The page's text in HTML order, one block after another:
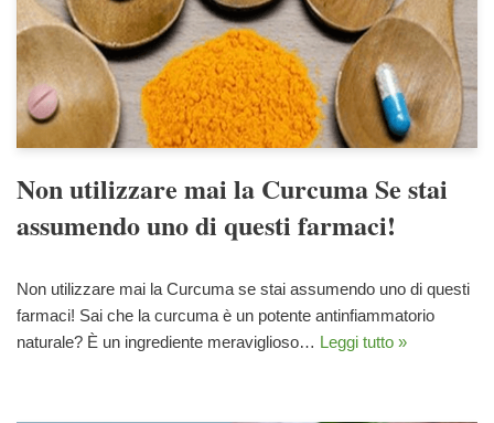
Non utilizzare mai la Curcuma Se stai
assumendo uno di questi farmaci!
Non utilizzare mai la Curcuma se stai assumendo uno di questi
farmaci! Sai che la curcuma è un potente antinfiammatorio
naturale? È un ingrediente meraviglioso… Leggi tutto »